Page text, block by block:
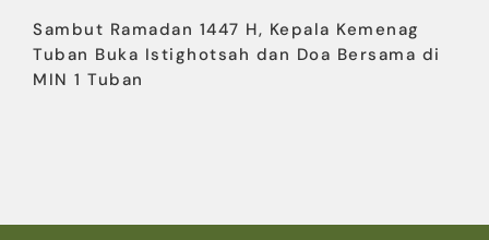
Sambut Ramadan 1447 H, Kepala Kemenag
Tuban Buka Istighotsah dan Doa Bersama di
MIN 1 Tuban